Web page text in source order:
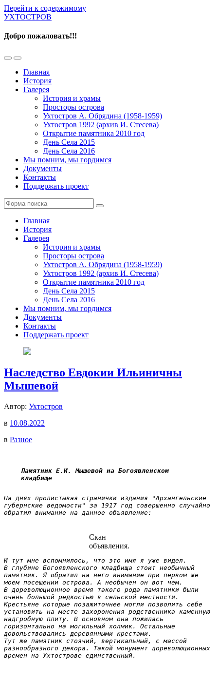
Перейти к содержимому
УХТОСТРОВ
Добро пожаловать!!!
Переключить
мобильное
меню
Переключить
поле
поиска
Главная
История
Галерея
История и храмы
Просторы острова
Ухтостров А. Обрядина (1958-1959)
Ухтостров 1992 (архив И. Стесева)
Открытие памятника 2010 год
День Села 2015
День Села 2016
Мы помним, мы гордимся
Документы
Контакты
Поддержать проект
Поиск
Главная
История
Галерея
История и храмы
Просторы острова
Ухтостров А. Обрядина (1958-1959)
Ухтостров 1992 (архив И. Стесева)
Открытие памятника 2010 год
День Села 2015
День Села 2016
Мы помним, мы гордимся
Документы
Контакты
Поддержать проект
Наследство Евдокии Ильиничны
Мышевой
Автор: Ухтостров
в 10.08.2022
в Разное
Памятник Е.И. Мышевой на Богоявленском
кладбище
На днях пролистывая странички издания "Архангельские
губернские ведомости" за 1917 год совершенно случайно
обратил внимание на данное объявление:
Скан
объявления.
И тут мне вспомнилось, что это имя я уже видел.
В глубине Богоявленского кладбища стоит необычный
памятник. Я обратил на него внимание при первом же
моем посещении острова. А необычен он вот чем.
В дореволюционное время такого рода памятники были
очень большой редкостью в сельской местности.
Крестьяне которые позажиточнее могли позволить себе
установить на месте захоронения родственника каменную
надгробную плиту. В основном она ложилась
горизонтально на могильный холмик. Остальные
довольствовались деревянными крестами.
Тут же памятник стоячий, вертикальный, с массой
разнообразного декора. Такой монумент дореволюционных
времен на Ухтострове единственный.